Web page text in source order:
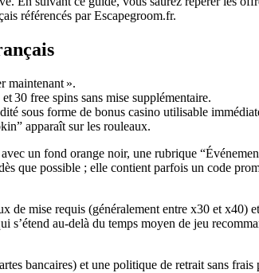
référencés par Escapegroom.fr.
maintenant ».
30 free spins sans mise supplémentaire.
sous forme de bonus casino utilisable
apparaît sur les rouleaux.
un fond orange noir, une rubrique
que possible ; elle contient parfois un code
de mise requis (généralement entre x30 et x40)
au-delà du temps moyen de jeu
bancaires) et une politique de retrait sans